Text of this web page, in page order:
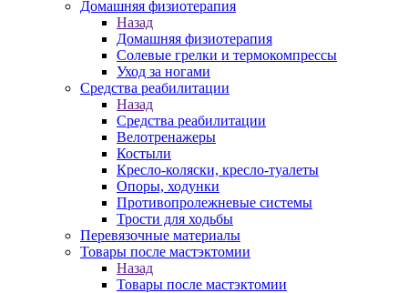
Домашняя физиотерапия
Назад
Домашняя физиотерапия
Солевые грелки и термокомпрессы
Уход за ногами
Средства реабилитации
Назад
Средства реабилитации
Велотренажеры
Костыли
Кресло-коляски, кресло-туалеты
Опоры, ходунки
Противопролежневые системы
Трости для ходьбы
Перевязочные материалы
Товары после мастэктомии
Назад
Товары после мастэктомии